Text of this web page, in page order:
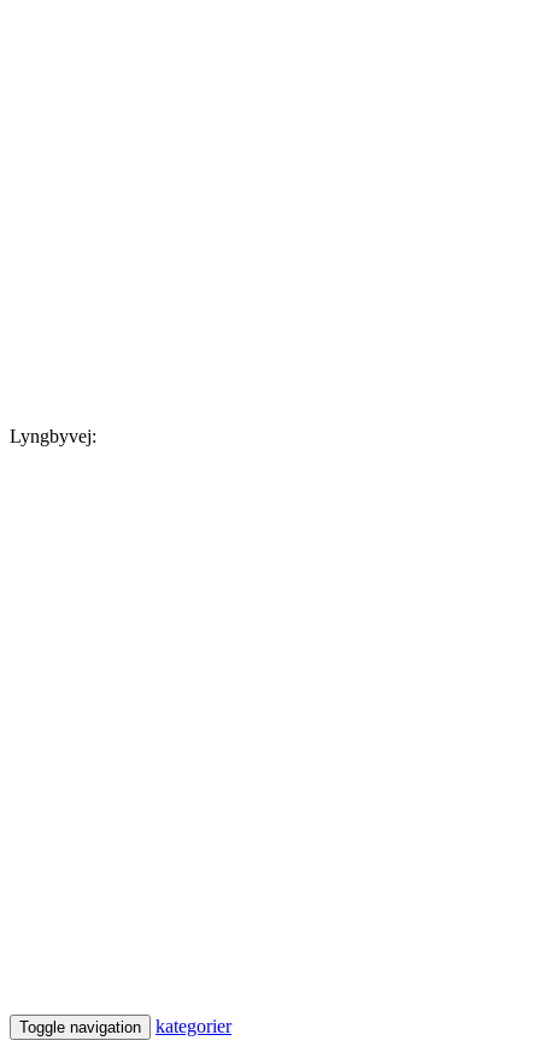
Lyngbyvej:
Toggle navigation kategorier